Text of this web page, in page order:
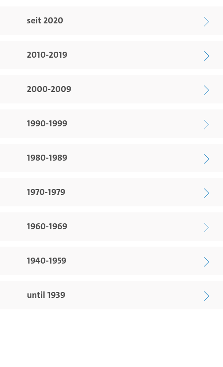
seit 2020
2010-2019
2000-2009
1990-1999
1980-1989
1970-1979
1960-1969
1940-1959
until 1939